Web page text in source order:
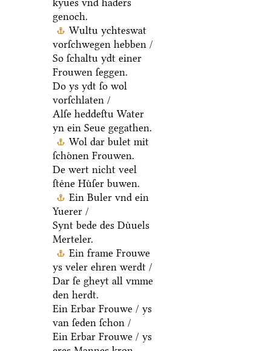
kyues vnd haders
genoch.
Wultu ychteswat
vorſchwegen hebben /
So ſchaltu ydt einer
Frouwen ſeggen.
Do ys ydt ſo wol
vorſchlaten /
Alſe heddeſtu Water
yn ein Seue gegathen.
Wol dar bulet mit
ſchoͤnen Frouwen.
De wert nicht veel
ſteͤne Huͤſer buwen.
Ein Buler vnd ein
Yuerer /
Synt bede des Duͤuels
Merteler.
Ein frame Frouwe
ys veler ehren werdt /
Dar ſe gheyt all vmme
den herdt.
Ein Erbar Frouwe / ys
van ſeden ſchon /
Ein Erbar Frouwe / ys